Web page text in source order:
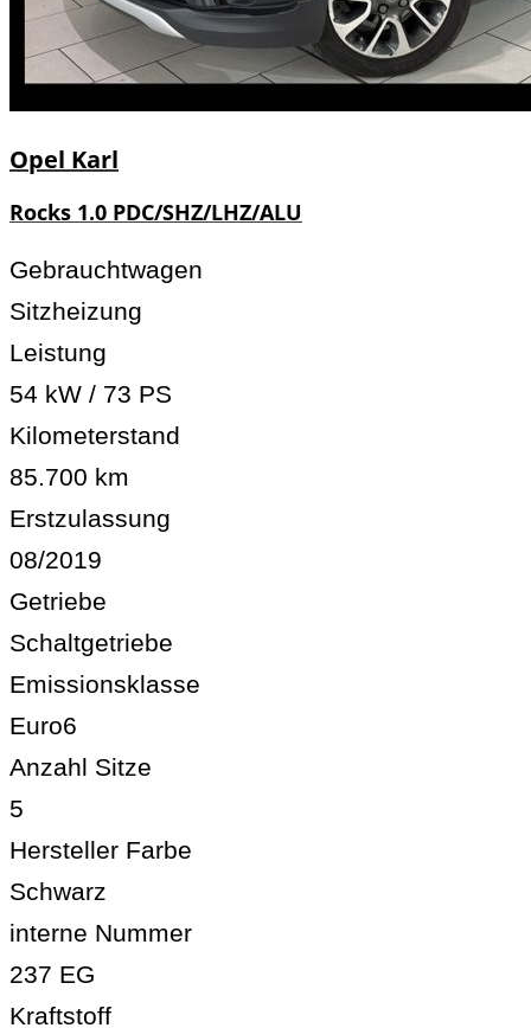
Opel Karl
Rocks 1.0 PDC/SHZ/LHZ/ALU
Gebrauchtwagen
Sitzheizung
Leistung
54 kW / 73 PS
Kilometerstand
85.700 km
Erstzulassung
08/2019
Getriebe
Schaltgetriebe
Emissionsklasse
Euro6
Anzahl Sitze
5
Hersteller Farbe
Schwarz
interne Nummer
237 EG
Kraftstoff